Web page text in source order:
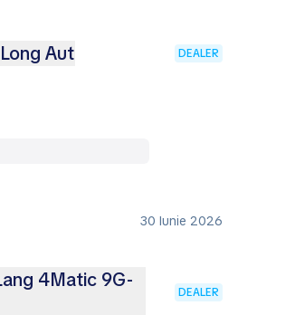
Aut DEALER
30 Iunie 2026
4Matic 9G-
DEALER